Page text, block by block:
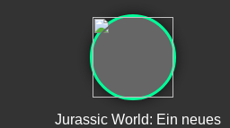
Jurassic World: Ein neues